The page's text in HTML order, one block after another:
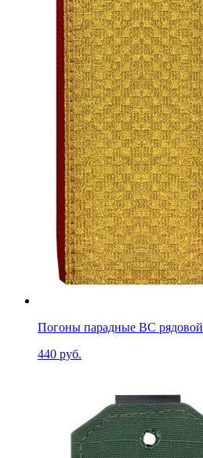
Погоны парадные ВС рядовой
440 руб.